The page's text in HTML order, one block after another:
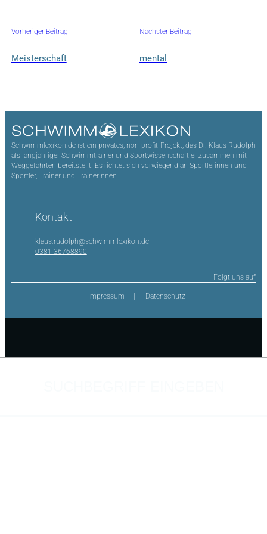
Vorheriger Beitrag
Meisterschaft
Nächster Beitrag
mental
Schwimmlexikon.de ist ein privates, non-profit-Projekt, das Dr. Klaus Rudolph
als langjähriger Schwimmtrainer und Sportwissenschaftler zusammen mit
Weggefährten bereitstellt. Es richtet sich vorwiegend an Sportlerinnen und
Sportler, Trainer und Trainerinnen.
Kontakt
klaus.rudolph@schwimmlexikon.de
0381 36768890
Folgt uns auf
Impressum Datenschutz